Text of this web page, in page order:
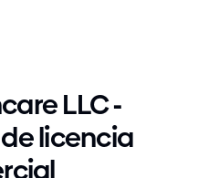
LLC-
licencia